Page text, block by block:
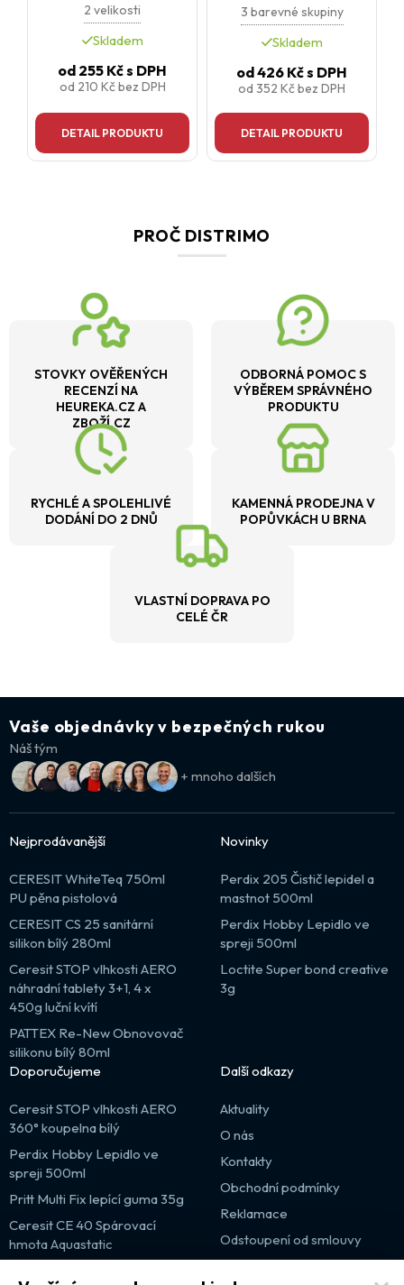
2 velikosti
Skladem
od 255 Kčs DPH
od 210 Kčbez DPH
DETAIL PRODUKTU
3 barevné skupiny
Skladem
od426 Kčs DPH
od 352 Kčbez DPH
DETAIL PRODUKTU
PROČ DISTRIMO
STOVKY OVĚŘENÝCH
RECENZÍ NA
HEUREKA.CZ A
ZBOŽÍ.CZ
ODBORNÁ POMOC S
VÝBĚREM SPRÁVNÉHO
PRODUKTU
RYCHLÉ A SPOLEHLIVÉ
DODÁNÍ DO 2 DNŮ
KAMENNÁ PRODEJNA V
POPŮVKÁCH U BRNA
VLASTNÍ DOPRAVA PO
CELÉ ČR
Vaše objednávky v bezpečných rukou
Náš tým
+ mnoho dalších
Nejprodávanější
CERESIT WhiteTeq 750ml
PU pěna pistolová
CERESIT CS 25 sanitární
silikon bílý 280ml
Ceresit STOP vlhkosti AERO
náhradní tablety 3+1, 4 x
450g luční kvítí
PATTEX Re-New Obnovovač
silikonu bílý 80ml
Novinky
Perdix 205 Čistič lepidel a
mastnot 500ml
Perdix Hobby Lepidlo ve
spreji 500ml
Loctite Super bond creative
3g
Doporučujeme
Ceresit STOP vlhkosti AERO
360° koupelna bílý
Perdix Hobby Lepidlo ve
spreji 500ml
Pritt Multi Fix lepící guma 35g
Ceresit CE 40 Spárovací
hmota Aquastatic
Další odkazy
Aktuality
O nás
Kontakty
Obchodní podmínky
Reklamace
Odstoupení od smlouvy
Výprodej